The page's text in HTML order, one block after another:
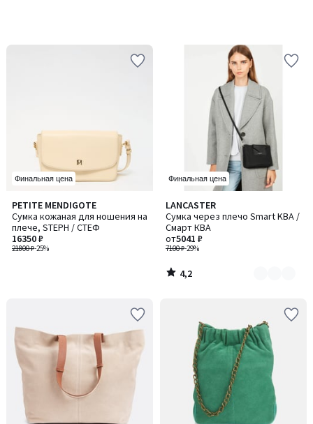
Финальная цена
PETITE MENDIGOTE
Сумка кожаная для ношения на
плече, STEPH / СТЕФ
21800 ₽-25%
16350 ₽
Финальная цена
LANCASTER
Сумка через плечо Smart KBA /
Смарт КВА
7100 ₽-29%
от5041 ₽
4,2
/ 5
Количество
цветов:
2
4,2
/